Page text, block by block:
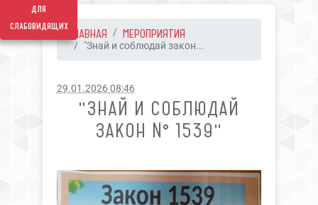
для
слабовидящихГЛАВНАЯ МЕРОПРИЯТИЯ
"Знай и соблюдай закон...
29.01.2026 08:46
"ЗНАЙ И СОБЛЮДАЙ
ЗАКОН № 1539"